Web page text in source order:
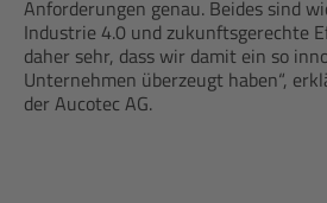
Anforderungen genau. Beides sind
Industrie 4.0 und zukunftsgerechte
daher sehr, dass wir damit ein so
Unternehmen überzeugt haben“,
der Aucotec AG.